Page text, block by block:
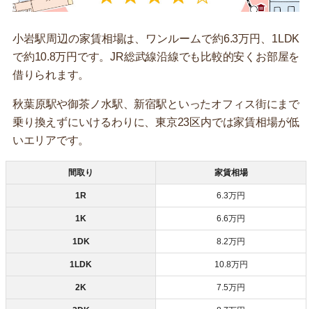
小岩駅周辺の家賃相場は、ワンルームで約6.3万円、1LDK
で約10.8万円です。JR総武線沿線でも比較的安くお部屋を
借りられます。
秋葉原駅や御茶ノ水駅、新宿駅といったオフィス街にまで
乗り換えずにいけるわりに、東京23区内では家賃相場が低
いエリアです。
間取り 家賃相場
1R 6.3万円
1K 6.6万円
1DK 8.2万円
1LDK 10.8万円
2K 7.5万円